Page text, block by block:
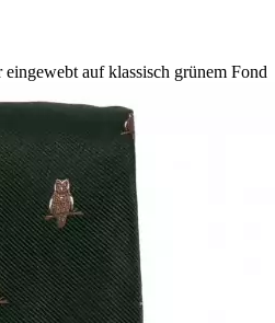
auf klassisch grünem Fond